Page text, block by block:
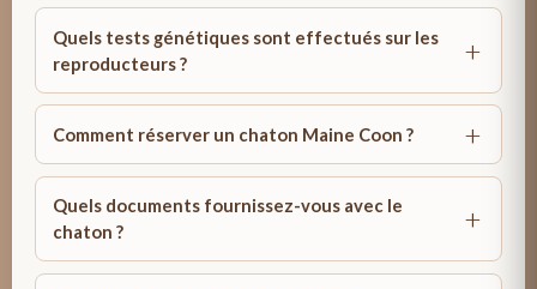
Quels tests génétiques sont effectués sur les
reproducteurs ?
Comment réserver un chaton Maine Coon ?
Quels documents fournissez-vous avec le
chaton ?